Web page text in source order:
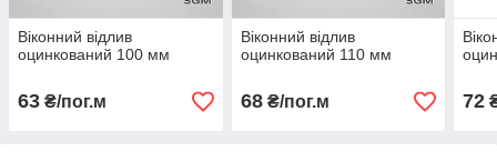
Віконний відлив
оцинкований 100 мм
63 ₴/пог.м
Віконний відлив
оцинкований 110 мм
68₴/пог.м 72